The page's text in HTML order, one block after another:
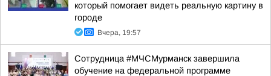
который помогает видеть реальную картину в
городе
Вчера, 19:57
Сотрудница #МЧСМурманск завершила
обучение на федеральной программе